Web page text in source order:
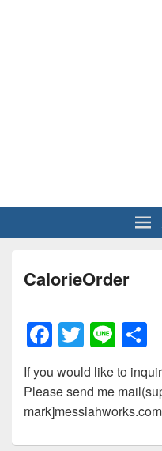
CalorieOrder
F
a
c
e
b
T
wi
tt
er
Li
n
e
If you would like to
Please send me